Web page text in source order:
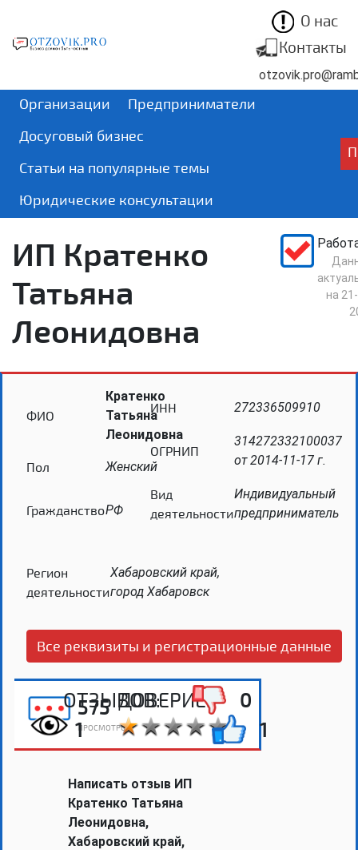
О нас
Контакты
Организации
Предприниматели
Досуговый бизнес
Статьи на популярные темы
Юридические консультации
ИП Кратенко
Татьяна
Леонидовна
на
ФИО
Кратенко
Татьяна
Леонидовна
Пол Женский
ГражданствоРФ
ИНН 272336509910
ОГРНИП
314272332100037
от 2014-11-17 г.
Вид
деятельности
Индивидуальный
предприниматель
Регион
деятельности
Хабаровский край,
город Хабаровск
Все реквизиты и регистрационные данные
575
ПРОСМОТРОВ
ОТЗЫВОВ:
1
ДОВЕРИЕ:
0
1
Написать отзыв ИП
Кратенко Татьяна
Леонидовна,
Хабаровский край,